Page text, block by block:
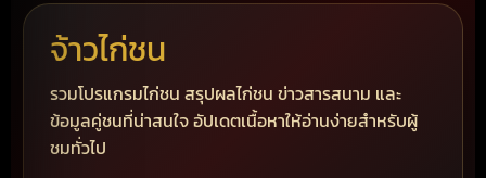
จ้าวไก่ชน
รวมโปรแกรมไก่ชน สรุปผลไก่ชน ข่าวสารสนาม และ
ข้อมูลคู่ชนที่น่าสนใจ อัปเดตเนื้อหาให้อ่านง่ายสำหรับผู้
ชมทั่วไป